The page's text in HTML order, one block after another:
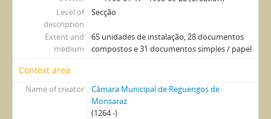
Level of
description
Secção
Extent and
medium
65 unidades de instalação, 28 documentos
compostos e 31 documentos simples / papel
Context area
Name of creator
Câmara Municipal de Reguengos de
Monsaraz
(1264 -)